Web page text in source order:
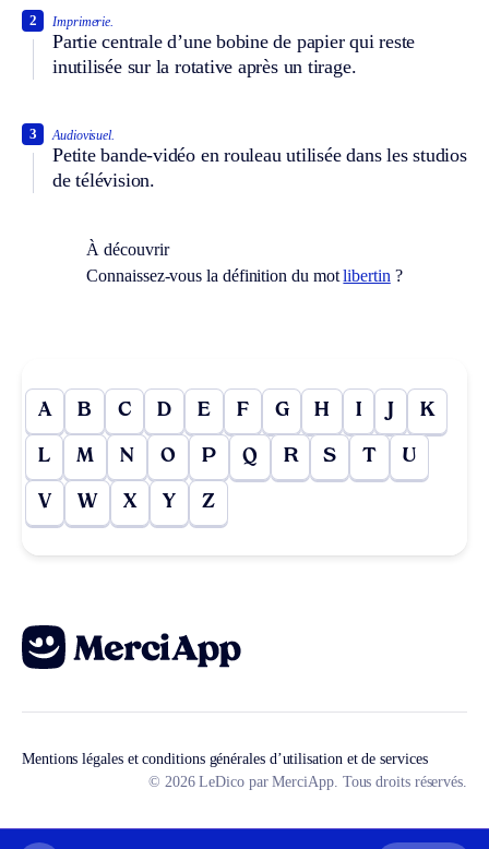
Imprimerie.
Partie centrale d’une bobine de papier qui reste
inutilisée sur la rotative après un tirage.
2
Audiovisuel.
Petite bande-vidéo en rouleau utilisée dans les studios
de télévision.
3
À découvrir
Connaissez-vous la définition du motlibertin ?
A B C D E F G H I J K
L M N O P Q R S T U
V W X Y Z
Mentions légales et conditions générales d’utilisation et de services
© 2026 LeDico par MerciApp. Tous droits réservés.